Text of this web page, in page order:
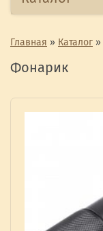
Главная » Каталог »
Фонарик